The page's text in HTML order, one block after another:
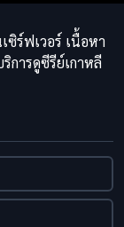
ซิร์ฟเวอร์ เนื้อหา
การดูซีรีย์เกาหลี